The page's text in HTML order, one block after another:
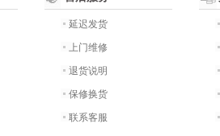
延迟发货
上门维修
退货说明
保修换货
联系客服